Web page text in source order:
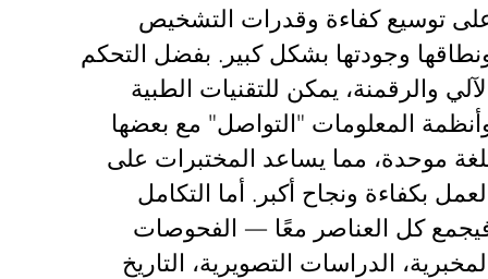
توسيع كفاءة وقدرات التشخيص
وجودتها بشكل كبير. بفضل التحكم
والرقمنة، يمكن للتقنيات الطبية
المعلومات "التواصل" مع بعضها
موحدة، مما يساعد المختبرات على
بكفاءة ونجاح أكبر. أما التكامل
كل العناصر معًا — الفحوصات
الدراسات التصويرية، التاريخ